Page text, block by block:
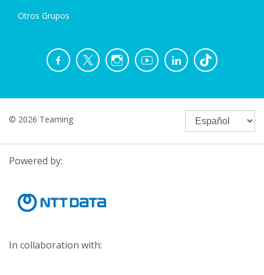
Otros Grupos
© 2026 Teaming
Powered by:
In collaboration with: